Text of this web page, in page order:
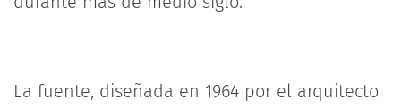
La fuente, diseñada en 1964 por el arquitecto